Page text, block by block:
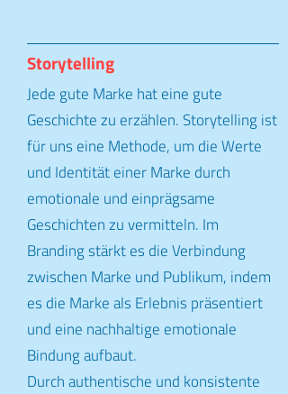
Storytelling
Jede gute Marke hat eine gute
Geschichte zu erzählen. Storytelling ist
für uns eine Methode, um die Werte
und Identität einer Marke durch
emotionale und einprägsame
Geschichten zu vermitteln. Im
Branding stärkt es die Verbindung
zwischen Marke und Publikum, indem
es die Marke als Erlebnis präsentiert
und eine nachhaltige emotionale
Bindung aufbaut.
Durch authentische und konsistente